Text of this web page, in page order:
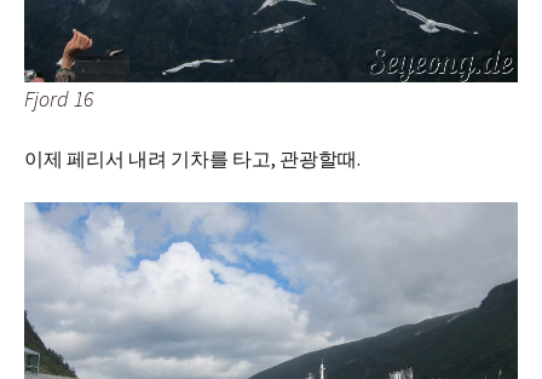
Fjord 16
이제 페리서 내려 기차를 타고, 관광할때.